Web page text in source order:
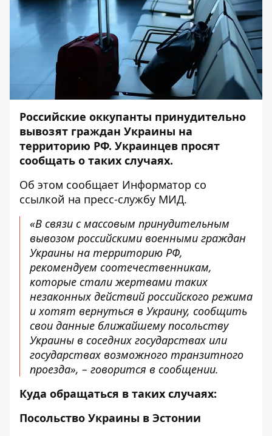
Российские оккупанты принудительно
вывозят граждан Украины на
территорию РФ. Украинцев просят
сообщать о таких случаях.
Об этом сообщает Информатор со
ссылкой на пресс-службу МИД.
«В связи с массовым принудительным
вывозом российскими военными граждан
Украины на территорию РФ,
рекомендуем соотечественникам,
которые стали жертвами таких
незаконных действий российского режима
и хотят вернуться в Украину, сообщить
свои данные ближайшему посольству
Украины в соседних государствах или
государствах возможного транзитного
проезда», – говорится в сообщении.
Куда обращаться в таких случаях:
Посольство Украины в Эстонии